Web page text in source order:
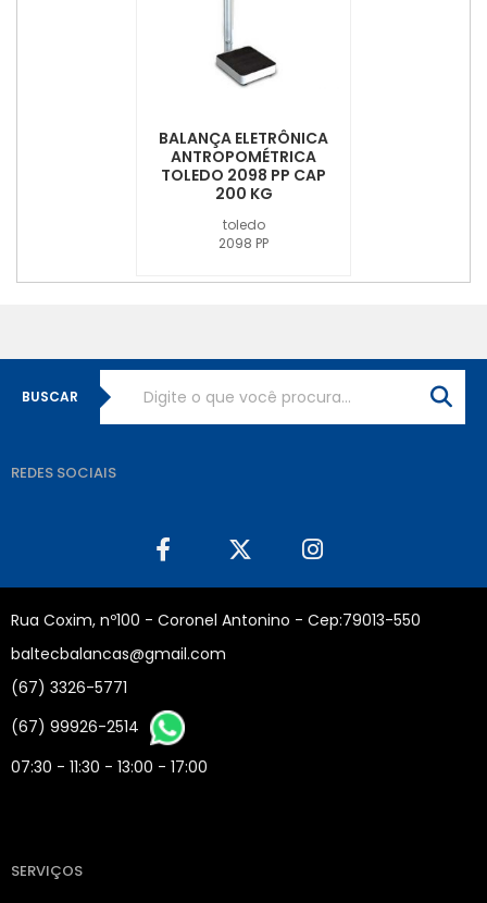
toledo
2098 PP
BALANÇA ELETRÔNICA
ANTROPOMÉTRICA
TOLEDO 2098 PP CAP
200 KG
BUSCAR
REDES SOCIAIS
Rua Coxim, nº100 - Coronel Antonino - Cep:79013-550
baltecbalancas@gmail.com
(67) 3326-5771
(67) 99926-2514
07:30 - 11:30 - 13:00 - 17:00
SERVIÇOS